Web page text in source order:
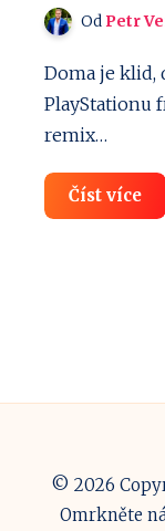
Od Petr
Doma je klid,
PlayStationu
remix…
Číst více
© 2026
Omrkněte